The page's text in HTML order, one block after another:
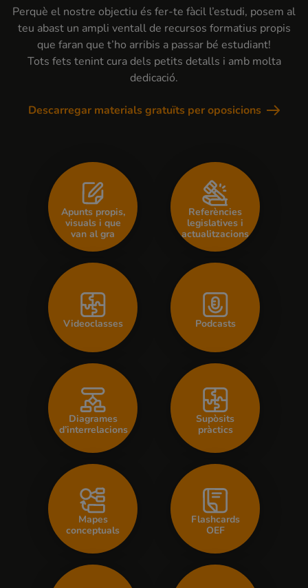
Perquè el nostre objectiu és fer-te fàcil l’estudi, posem al
teu abast un ampli ventall de recursos formatius propis
que faran que t’ho arribis a passar bé estudiant!
Tots fets tenint cura dels petits detalls i amb molta
dedicació.
Descarregar materials gratuïts per oposicions
Apunts propis,
visuals i que
van al gra
Referències
legislatives i
actualitzacions
Videoclasses Podcasts
Diagrames
d’interrelacions
Supòsits
pràctics
Mapes
conceptuals
Flashcards
OEF